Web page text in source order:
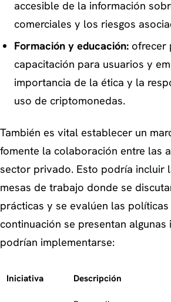
accesible de la información
comerciales y los riesgos
Formación y educación:ofrecer
capacitación para usuarios y
importancia de la ética y la
uso de criptomonedas.
También es vital establecer un
fomente la colaboración entre las
sector privado. Esto podría incluir
mesas de trabajo donde se
prácticas y se evalúen las
continuación se presentan algunas
podrían implementarse:
Iniciativa Descripción